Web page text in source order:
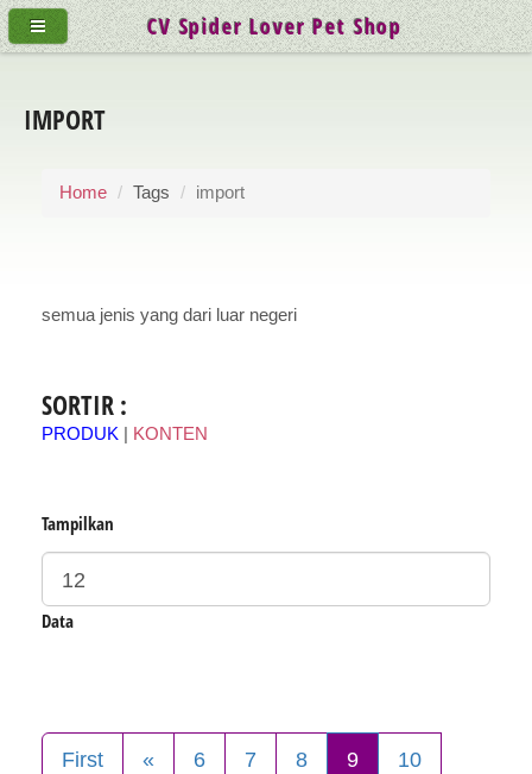
IMPORT
Home Tags import
semua jenis yang dari luar negeri
SORTIR :
PRODUK KONTEN
Tampilkan
Data
First « 6 7 8 9 10
CV Spider Lover Pet Shop